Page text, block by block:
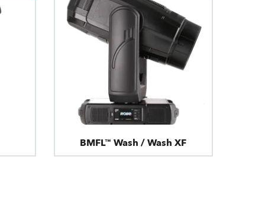
BMFL™ Wash / Wash XF